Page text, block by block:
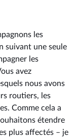
les
suivant une seule
les
avez
nous avons
routiers, les
Comme cela a
étendre
plus affectés –⁠ je